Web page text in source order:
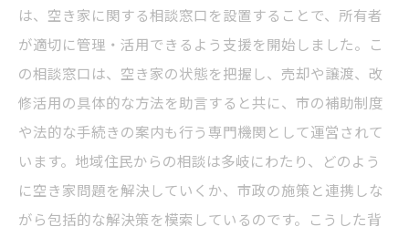
は、空き家に関する相談窓口を設置することで、所有者
が適切に管理・活用できるよう支援を開始しました。こ
の相談窓口は、空き家の状態を把握し、売却や譲渡、改
修活用の具体的な方法を助言すると共に、市の補助制度
や法的な手続きの案内も行う専門機関として運営されて
います。地域住民からの相談は多岐にわたり、どのよう
に空き家問題を解決していくか、市政の施策と連携しな
がら包括的な解決策を模索しているのです。こうした背